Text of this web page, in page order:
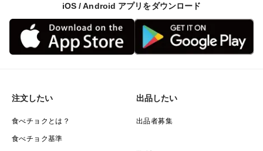
iOS / Android アプリをダウンロード
注文したい
食べチョクとは？
食べチョク基準
出品したい
出品者募集